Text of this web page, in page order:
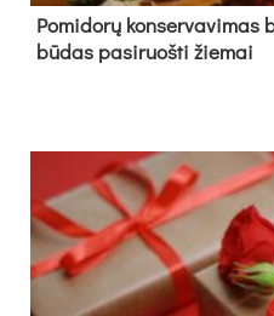
Pomidorų konservavimas
būdas pasiruošti žiemai